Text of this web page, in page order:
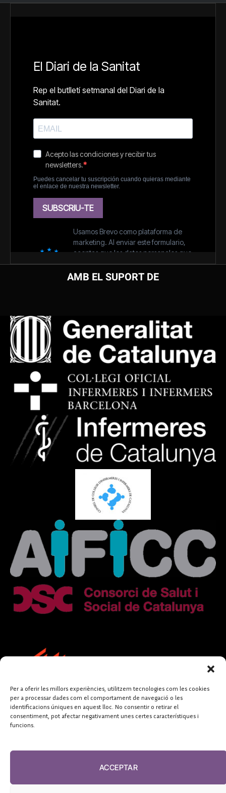
Per a oferir les millors experiències, utilitzem tecnologies com les cookies
per a processar dades com el comportament de navegació o les
identificacions úniques en aquest lloc. No consentir o retirar el
consentiment, pot afectar negativament unes certes característiques i
funcions.
ACCEPTAR
AMB EL SUPORT DE
FUNDACIÓ